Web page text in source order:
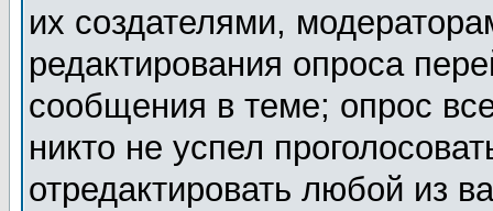
их создателями,
редактирования опроса
сообщения в теме; опрос
никто не успел
отредактировать любой из